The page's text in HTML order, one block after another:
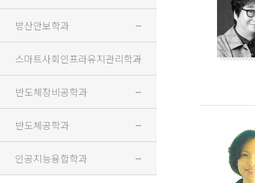
방산안보학과
스마트사회인프라유지관리학과
반도체장비공학과
반도체공학과
인공지능융합학과